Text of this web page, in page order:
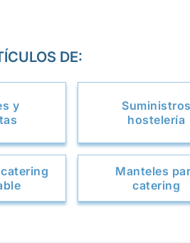
DE:
y
Suministros
hostelería
Manteles
catering